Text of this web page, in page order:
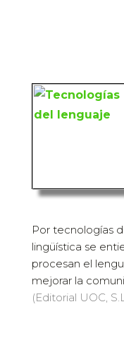
Por tecnologías
lingüística se
procesan el
mejorar la
(Editorial UOC,